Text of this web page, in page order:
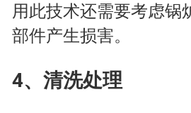
用此技术还需要考虑锅
部件产生损害。
4、清洗处理